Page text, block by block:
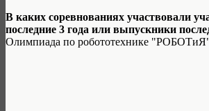
В каких соревнованиях участвовали
последние 3 года или выпускники
Олимпиада по робототехнике